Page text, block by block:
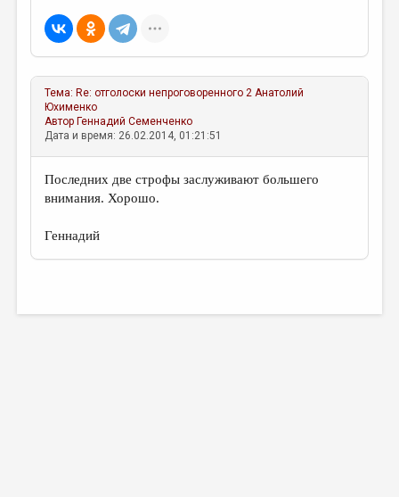
Тема: Re: отголоски непроговоренного 2 Анатолий
Юхименко
Автор Геннадий Семенченко
Дата и время: 26.02.2014, 01:21:51
Последних две строфы заслуживают большего
внимания. Хорошо.
Геннадий